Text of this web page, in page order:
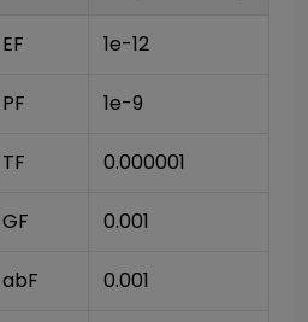
EF 1e-12
PF 1e-9
TF 0.000001
GF 0.001
abF 0.001